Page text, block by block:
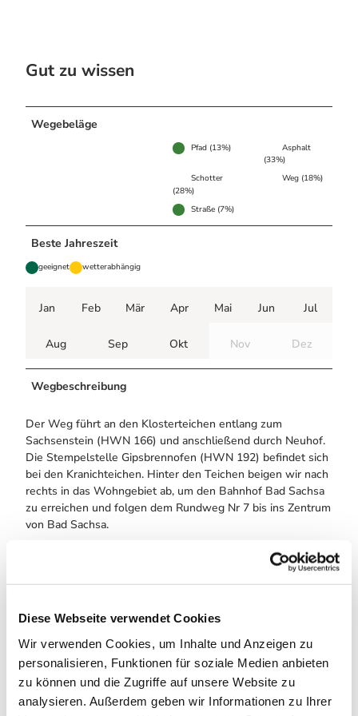
Diese Webseite verwendet Cookies
Wir verwenden Cookies, um Inhalte und Anzeigen zu
personalisieren, Funktionen für soziale Medien anbieten
zu können und die Zugriffe auf unsere Website zu
analysieren. Außerdem geben wir Informationen zu Ihrer
Gut zu wissen
Wegebeläge
Pfad (13%)
Asphalt
(33%)
Schotter
(28%)
Weg (18%)
Straße (7%)
Beste Jahreszeit
geeignet wetterabhängig
Jan Feb Mär Apr Mai Jun Jul
Aug Sep Okt Nov Dez
Wegbeschreibung
Der Weg führt an den Klosterteichen entlang zum
Sachsenstein (HWN 166) und anschließend durch Neuhof.
Die Stempelstelle Gipsbrennofen (HWN 192) befindet sich
bei den Kranichteichen. Hinter den Teichen beigen wir nach
rechts in das Wohngebiet ab, um den Bahnhof Bad Sachsa
zu erreichen und folgen dem Rundweg Nr 7 bis ins Zentrum
von Bad Sachsa.
Anfahrt
Über Ortsausgang Walkenried Richtung Wiedigshof
Parken